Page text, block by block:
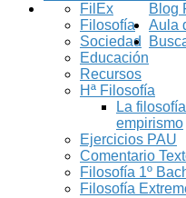
Blog
FilEx
Filosofía
Sociedad
Educación
Recursos
Aula
Hª Filosofía
La
empirismo
Ejercicios PAU
Comentario
Filosofía 1º
Filosofía